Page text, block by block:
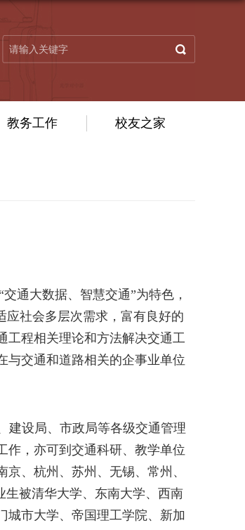
教务工作 校友之家
交通大数据、智慧交通”为特色，
应社会多层次需求，富有良好的
工程相关理论和方法解决交通工
与交通和道路相关的企事业单位
建设局、市政局等各级交通管理
作，亦可到交通科研、教学单位
、杭州、 苏州、 无锡、常州、
生被清华大学、 东南大学、西南
市大学、 帝国理工学院、新加